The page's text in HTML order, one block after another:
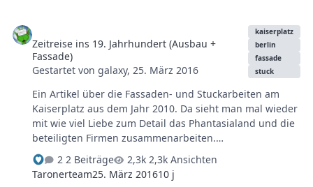
Zeitreise ins 19. Jahrhundert (Ausbau +
Fassade)
Gestartet vongalaxy,25. März 2016
kaiserplatz
berlin
fassade
stuck
Ein Artikel über die Fassaden- und Stuckarbeiten am
Kaiserplatz aus dem Jahr 2010. Da sieht man mal wieder
mit wie viel Liebe zum Detail das Phantasialand und die
beteiligten Firmen zusammenarbeiten.
http://www.belz.de/media/shop/home/Presse/Ausbau_u
nd_Fassade.pdf
2 Beiträge
2,3k Ansichten
Taronerteam25. März 201610 j